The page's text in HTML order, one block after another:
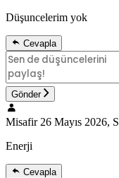
Düşuncelerim yok
Cevapla
Gönder
Misafir 26 Mayıs 2026,
Enerji
Cevapla